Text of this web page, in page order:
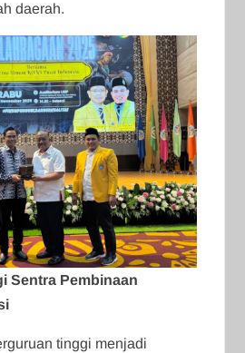
daerah.
Sentra Pembinaan
tinggi menjadi